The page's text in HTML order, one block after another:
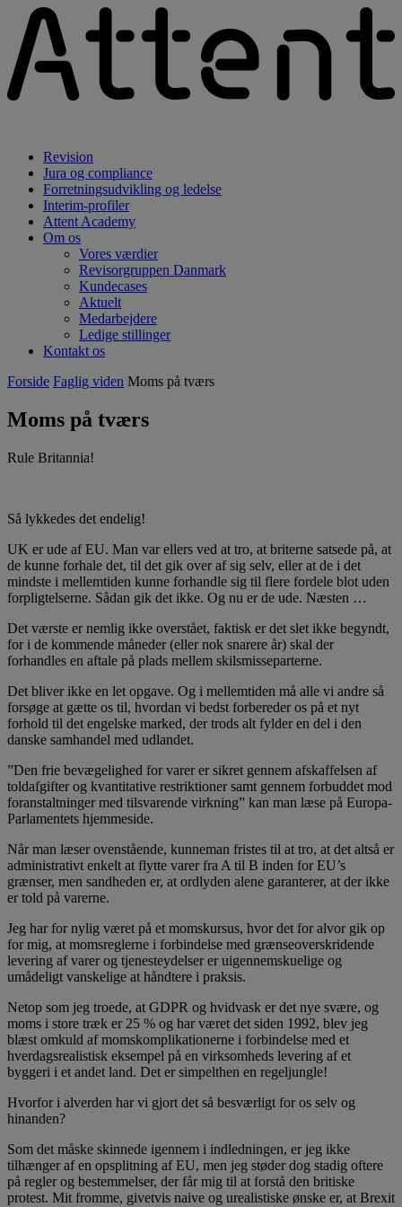
Revision
Jura og compliance
Forretningsudvikling og ledelse
Interim-profiler
Attent Academy
Om os
Vores værdier
Revisorgruppen Danmark
Kundecases
Aktuelt
Medarbejdere
Ledige stillinger
Kontakt os
Forside Faglig viden Moms på tværs
Moms på tværs
Rule Britannia!
Så lykkedes det endelig!
UK er ude af EU. Man var ellers ved at tro, at briterne satsede på, at
de kunne forhale det, til det gik over af sig selv, eller at de i det
mindste i mellemtiden kunne forhandle sig til flere fordele blot uden
forpligtelserne. Sådan gik det ikke. Og nu er de ude. Næsten …
Det værste er nemlig ikke overstået, faktisk er det slet ikke begyndt,
for i de kommende måneder (eller nok snarere år) skal der
forhandles en aftale på plads mellem skilsmisseparterne.
Det bliver ikke en let opgave. Og i mellemtiden må alle vi andre så
forsøge at gætte os til, hvordan vi bedst forbereder os på et nyt
forhold til det engelske marked, der trods alt fylder en del i den
danske samhandel med udlandet.
”Den frie bevægelighed for varer er sikret gennem afskaffelsen af
toldafgifter og kvantitative restriktioner samt gennem forbuddet mod
foranstaltninger med tilsvarende virkning” kan man læse på Europa-
Parlamentets hjemmeside.
Når man læser ovenstående, kunneman fristes til at tro, at det altså er
administrativt enkelt at flytte varer fra A til B inden for EU’s
grænser, men sandheden er, at ordlyden alene garanterer, at der ikke
er told på varerne.
Jeg har for nylig været på et momskursus, hvor det for alvor gik op
for mig, at momsreglerne i forbindelse med grænseoverskridende
levering af varer og tjenesteydelser er uigennemskuelige og
umådeligt vanskelige at håndtere i praksis.
Netop som jeg troede, at GDPR og hvidvask er det nye svære, og
moms i store træk er 25 % og har været det siden 1992, blev jeg
blæst omkuld af momskomplikationerne i forbindelse med et
hverdagsrealistisk eksempel på en virksomheds levering af et
byggeri i et andet land. Det er simpelthen en regeljungle!
Hvorfor i alverden har vi gjort det så besværligt for os selv og
hinanden?
Som det måske skinnede igennem i indledningen, er jeg ikke
tilhænger af en opsplitning af EU, men jeg støder dog stadig oftere
på regler og bestemmelser, der får mig til at forstå den britiske
protest. Mit fromme, givetvis naive og urealistiske ønske er, at Brexit